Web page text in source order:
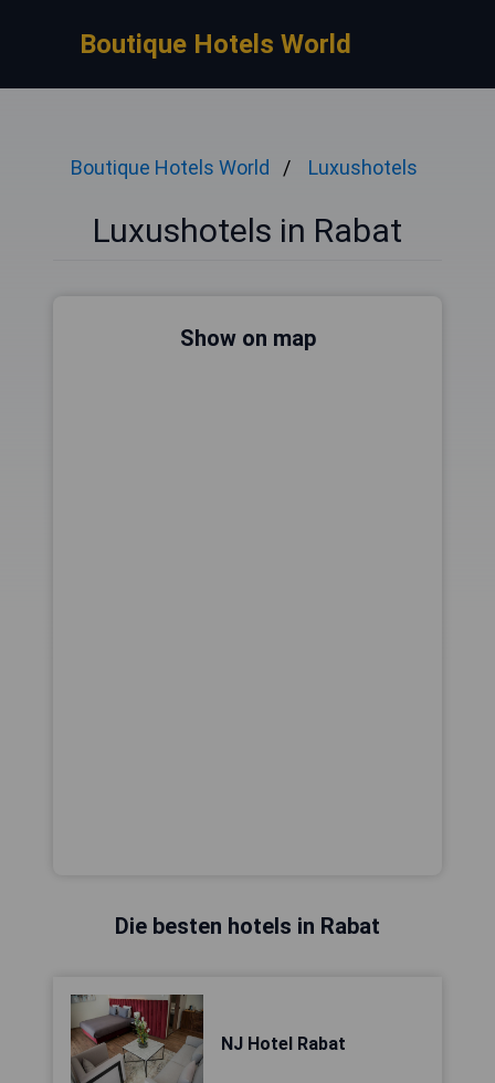
Boutique Hotels World
Boutique Hotels World Luxushotels
Luxushotels in Rabat
Show on map
Die besten hotels in Rabat
NJ Hotel Rabat